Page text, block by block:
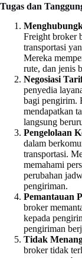
Tugas dan
Freight broker
transportasi
Mereka
rute, dan jenis
Negosiasi
penyedia
bagi pengirim.
mendapatkan
langsung
Pengelolaan
dalam
transportasi.
memahami
perubahan
pengiriman.
Pemantauan
broker
kepada
pengiriman
Tidak
broker tidak